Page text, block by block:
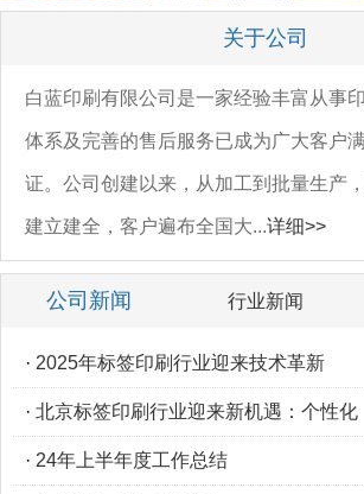
关于公司
白蓝印刷有限公司是一家经验丰富从事
体系及完善的售后服务已成为广大客户
证。公司创建以来，从加工到批量生产
建立建全，客户遍布全国大...详细>>
公司新闻 行业新闻
· 2025年标签印刷行业迎来技术革新
· 北京标签印刷行业迎来新机遇：个性化
· 24年上半年度工作总结